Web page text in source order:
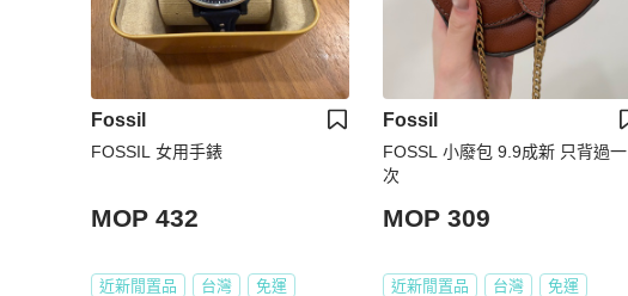
Fossil
FOSSIL 女用手錶
MOP 432
近新閒置品 台灣 免運
Fossil
FOSSL 小廢包 9.9成新 只背過一
次
MOP 309
近新閒置品 台灣 免運